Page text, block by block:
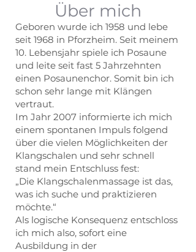
Über mich
Geboren wurde ich 1958 und lebe
seit 1968 in Pforzheim. Seit meinem
10. Lebensjahr spiele ich Posaune
und leite seit fast 5 Jahrzehnten
einen Posaunenchor. Somit bin ich
schon sehr lange mit Klängen
vertraut.
Im Jahr 2007 informierte ich mich
einem spontanen Impuls folgend
über die vielen Möglichkeiten der
Klangschalen und sehr schnell
stand mein Entschluss fest:
„Die Klangschalenmassage ist das,
was ich suche und praktizieren
möchte.“
Als logische Konsequenz entschloss
ich mich also, sofort eine
Ausbildung in der